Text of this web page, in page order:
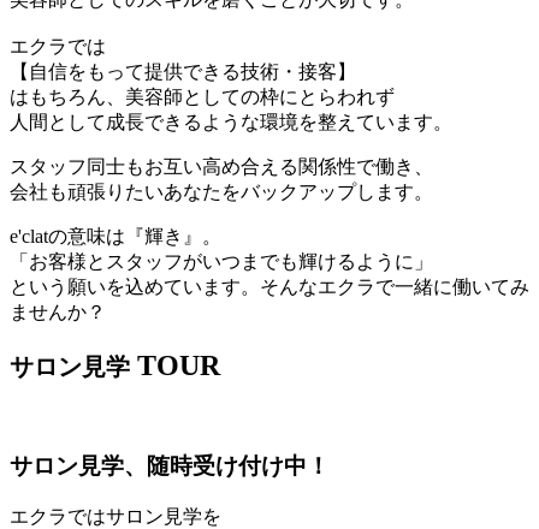
エクラでは
【自信をもって提供できる技術・接客】
はもちろん、美容師としての枠にとらわれず
人間として成長できるような環境を整えています。
スタッフ同士もお互い高め合える関係性で働き、
会社も頑張りたいあなたをバックアップします。
e'clatの意味は『輝き』。
「お客様とスタッフがいつまでも輝けるように」
という願いを込めています。そんなエクラで一緒に働いてみ
ませんか？
サロン見学 TOUR
サロン見学、随時受け付け中！
エクラではサロン見学を